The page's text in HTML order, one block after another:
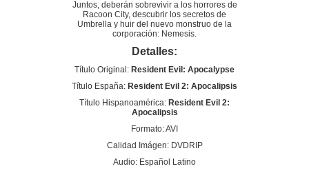
Juntos, deberán sobrevivir a los horrores de
Racoon City, descubrir los secretos de
Umbrella y huir del nuevo monstruo de la
corporación: Nemesis.
Detalles:
Título Original: Resident Evil: Apocalypse
Título España: Resident Evil 2: Apocalipsis
Título Hispanoamérica: Resident Evil 2:
Apocalipsis
Formato: AVI
Calidad Imágen: DVDRIP
Audio: Español Latino